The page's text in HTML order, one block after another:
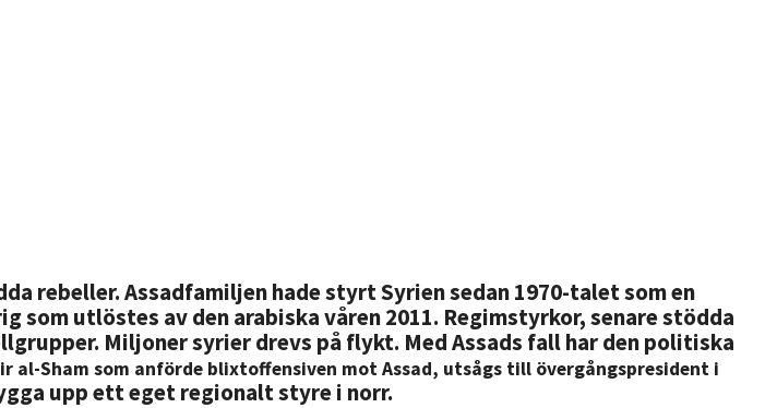
rebeller.Assadfamiljen hade styrt Syrien sedan 1970-talet som en
utlöstes av den arabiska våren 2011. Regimstyrkor, senare stödda
Miljoner syrier drevs på flykt. Med Assads fall har den politiska
al-Sham som anförde blixtoffensiven mot Assad, utsågs till övergångspresident i
upp ett eget regionalt styre i norr.